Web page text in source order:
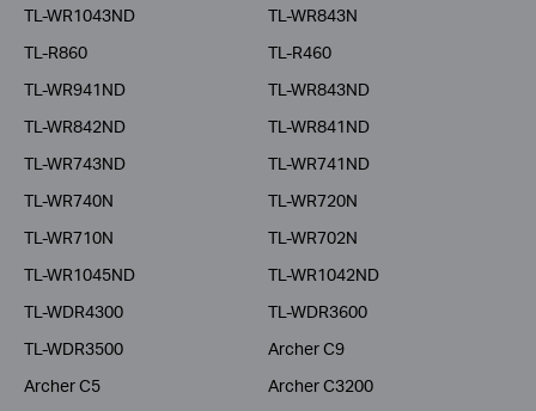
TL-WR1043ND
TL-WR843N
TL-R860
TL-R460
TL-WR941ND
TL-WR843ND
TL-WR842ND
TL-WR841ND
TL-WR743ND
TL-WR741ND
TL-WR740N
TL-WR720N
TL-WR710N
TL-WR702N
TL-WR1045ND
TL-WR1042ND
TL-WDR4300
TL-WDR3600
TL-WDR3500
Archer C9
Archer C5
Archer C3200